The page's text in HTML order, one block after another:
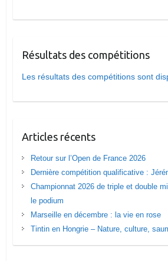
Résultats des compétitions
Les résultats des compétitions sont
Articles récents
Retour sur l’Open de France 2026
Dernière compétition qualificative :
Championnat 2026 de triple et double
le podium
Marseille en décembre : la vie en rose
Tintin en Hongrie – Nature, culture,